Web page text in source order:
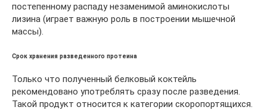
постепенному распаду незаменимой аминокислоты
лизина (играет важную роль в построении мышечной
массы).
Срок хранения разведенного протеина
Только что полученный белковый коктейль
рекомендовано употреблять сразу после разведения.
Такой продукт относится к категории скоропортящихся.